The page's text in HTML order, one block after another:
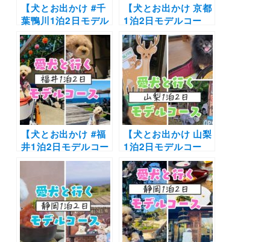
【犬とお出かけ #千
葉鴨川1泊2日モデル
コース】広々ヴィラ
に泊まって初めての
SUPにもチャレンジ
♪KAMO Kitchen～
Rakuten STAY
VILLA 鴨川～SUP
GUIDE
KAMOGAWA～カモ
ガワバウム
【犬とお出かけ 京都
1泊2日モデルコー
ス】嵐山にお泊まり
プラン！南禅寺～BI
AN CA～リバーサイ
ド嵐山～人力車えび
す屋 （嵐山總本店）
【犬とお出かけ #福
井1泊2日モデルコー
ス】“ワンちゃんフ
泊まるコース！一乗
谷朝倉氏遺跡～福井
駅西口恐竜広場～
cafe Mare～あわら
温泉 月香
【犬とお出かけ 山梨
1泊2日モデルコー
ス】愛犬と自然とグ
ルメを満喫プラン！
三分一湧水～そば処
三分一～八ヶ岳わん
わんパラダイス～五
五吉食堂